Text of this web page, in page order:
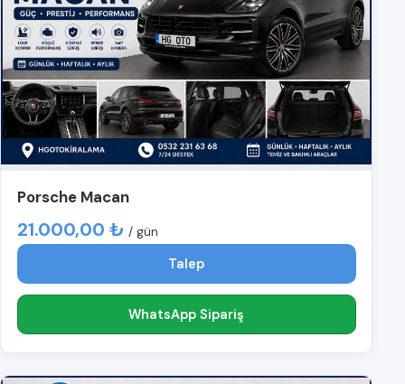
Porsche Macan
21.000,00 ₺ / gün
Talep
WhatsApp Sipariş